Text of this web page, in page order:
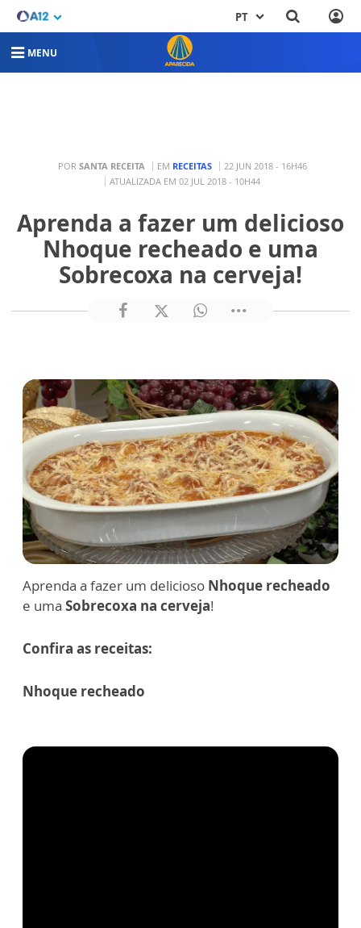
PT
MENU
POR SANTA RECEITA EM RECEITAS
22 JUN 2018 - 16H46
ATUALIZADA EM 02 JUL 2018 - 10H44
Aprenda a fazer um delicioso
Nhoque recheado e uma
Sobrecoxa na cerveja!
Aprenda a fazer um delicioso Nhoque recheado
e uma Sobrecoxa na cerveja!
Confira as receitas:
Nhoque recheado